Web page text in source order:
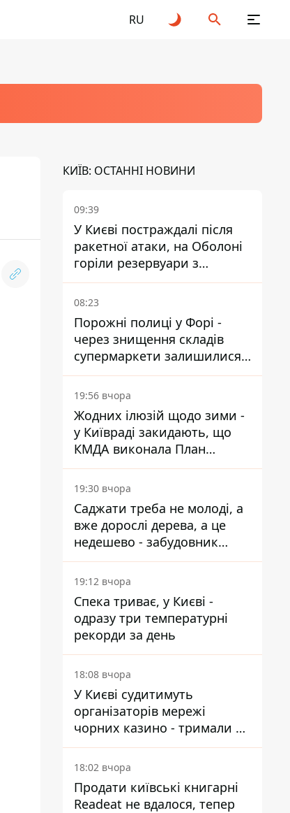
RU
КИЇВ: ОСТАННІ НОВИНИ
09:39
У Києві постраждалі після
ракетної атаки, на Оболоні
горіли резервуари з
паливом
08:23
Порожні полиці у Форі -
через знищення складів
супермаркети залишилися
без асортименту
19:56 вчора
Жодних ілюзій щодо зими -
у Київраді закидають, що
КМДА виконала План
стійкості на 20%
19:30 вчора
Саджати треба не молоді, а
вже дорослі дерева, а це
недешево - забудовник
Ніконов
19:12 вчора
Спека триває, у Києві -
одразу три температурні
рекорди за день
18:08 вчора
У Києві судитимуть
організаторів мережі
чорних казино - тримали 39
закладів
18:02 вчора
Продати київські книгарні
Readeat не вдалося, тепер